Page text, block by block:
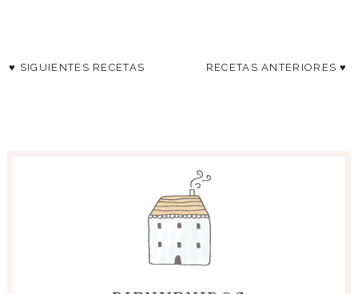
♥ SIGUIENTES RECETAS RECETAS ANTERIORES ♥